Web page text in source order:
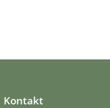
Kontakt